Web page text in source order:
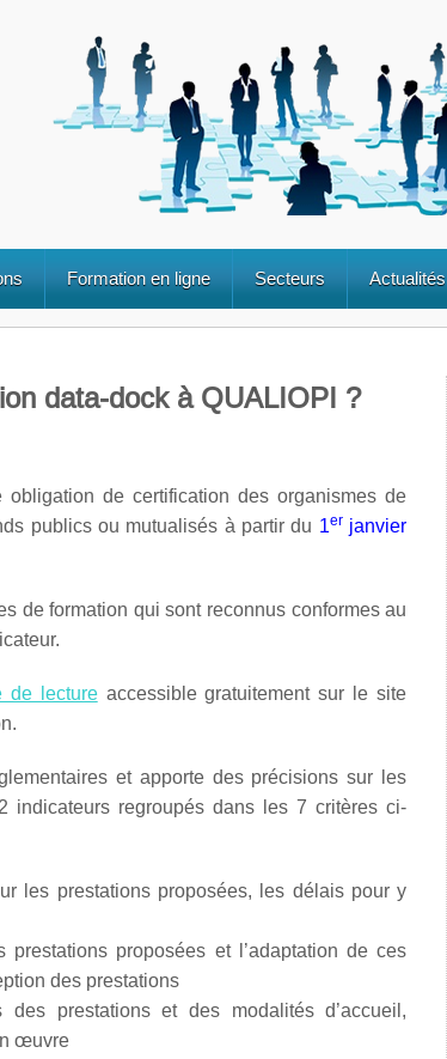
Formation en ligne Secteurs Actualités
data-dock à QUALIOPI ?
de certification des organismes de
publics ou mutualisés à partir du 1er janvier
de formation qui sont reconnus conformes au
de lectureaccessible gratuitement sur le site
et apporte des précisions sur les
indicateurs regroupés dans les 7 critères ci-
les prestations proposées, les délais pour y
proposées et l’adaptation de ces
des prestations
prestations et des modalités d’accueil,
œuvre